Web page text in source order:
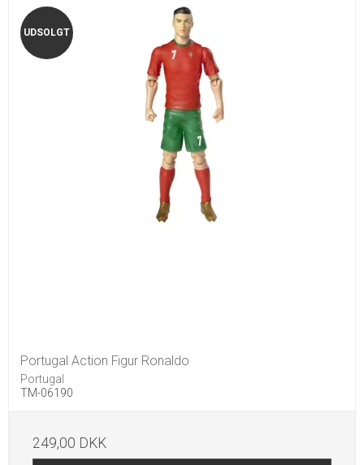
UDSOLGT
Portugal Action Figur Ronaldo
Portugal
TM-06190
249,00 DKK